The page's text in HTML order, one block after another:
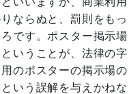
ならぬと、罰則をもっ
です。ポスター掲示場
いうことが、法律の字
のポスターの掲示場の
いう誤解を与えかねな